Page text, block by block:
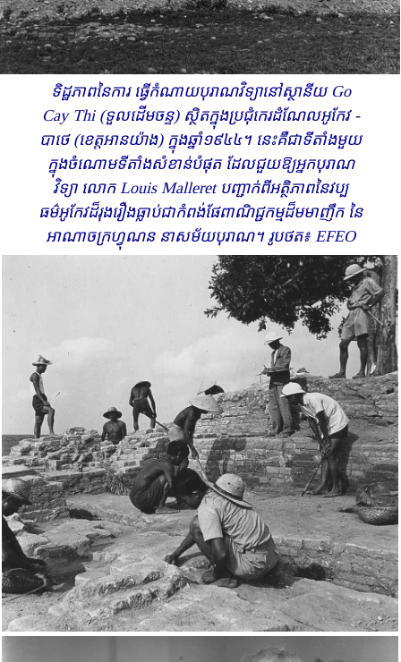
ទិដ្ឋភាពនៃការ ធ្វើកំណាយបុរាណវិទ្យានៅស្ថានីយ Go
Cay Thi (ទួលដើម​ចន្ទ​) ស្ថិតក្នុងប្រជុំ​កេរដំណែលអូកែវ -
បាថេ (ខេត្តអានយ៉ាង) ក្នុងឆ្នាំ១៩៤៤។ នេះគឺជាទីតាំងមួយ​
ក្នុង​ចំណោម​ទីតាំង​សំខាន់បំផុត ដែលជួយឱ្យអ្នកបុរាណ
វិទ្យា លោក Louis Malleret បញ្ជាក់​ពីអត្ថិភាពនៃវប្ប
ធម៌អូកែវដ៏រុងរឿង ​ធ្លាប់ជាកំពង់ផែពាណិជ្ជកម្មដ៏មមាញឹក​ នៃ
អាណាចក្រហ្វុណន​ នាសម័យបុរាណ។ រូបថត៖ EFEO